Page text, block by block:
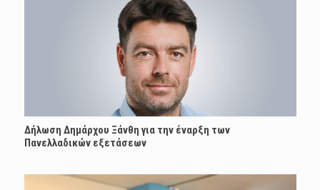
Δήλωση Δημάρχου Ξάνθη για την έναρξη των
Πανελλαδικών εξετάσεων